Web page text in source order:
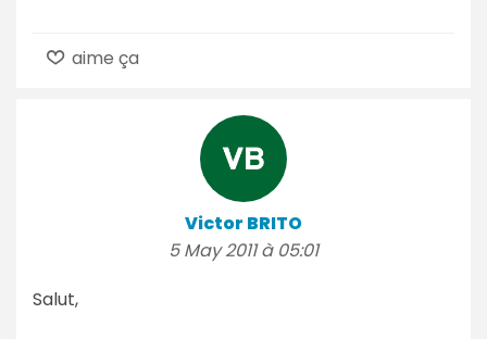
aime ça
Victor BRITO
5 May 2011 à 05:01
Salut,